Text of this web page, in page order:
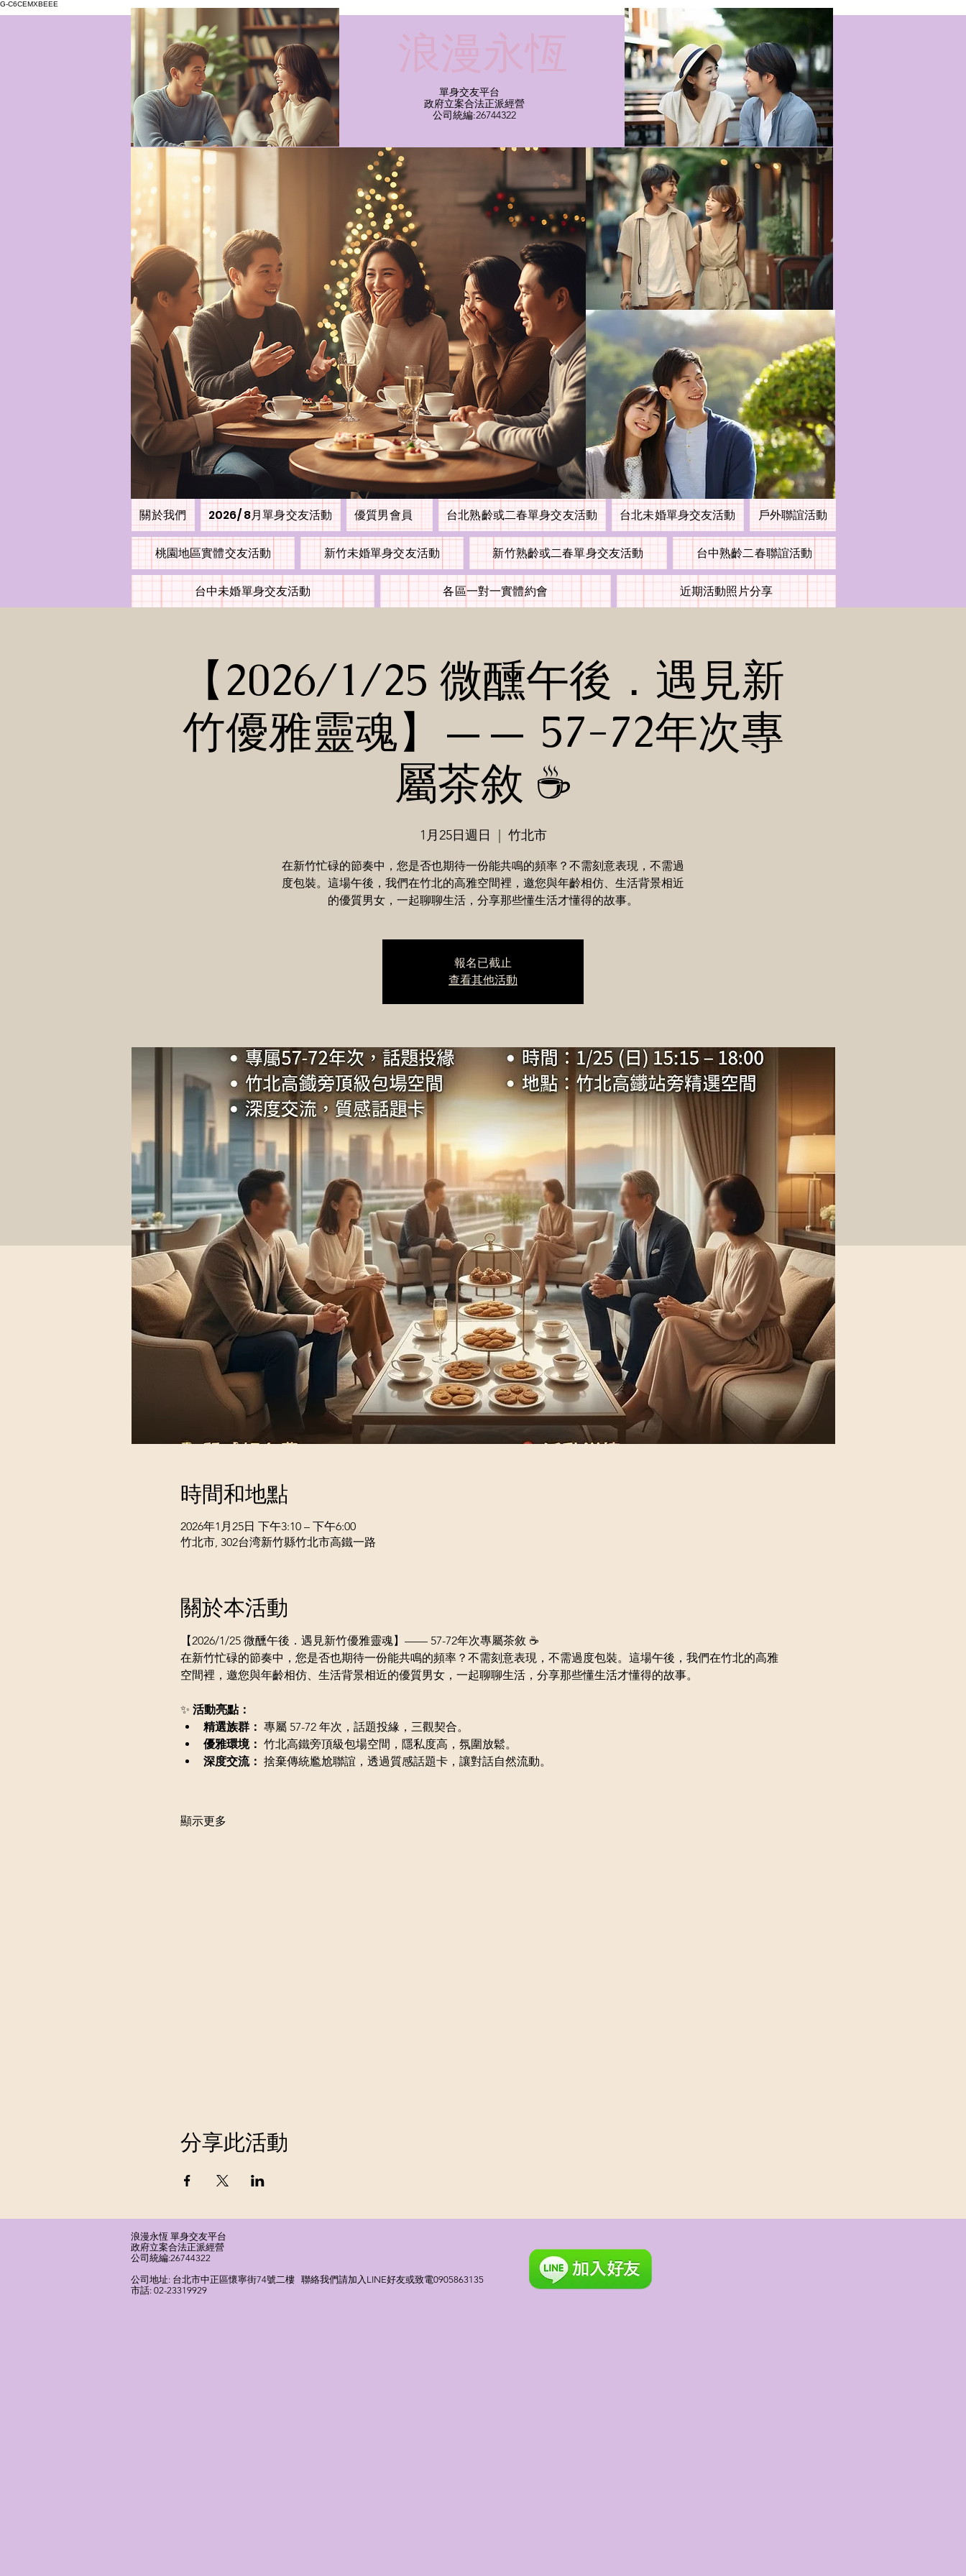
G-C6CEMXBEEE
單身交友平台
​政府立案合法正派經營​
​公司統編:26744322
​浪漫永恆
關於我們 2026/ 8月單身交友活動 優質男會員 台北熟齡或二春單身交友活動 台北未婚單身交友活動 戶外聯誼活動
桃園地區實體交友活動 新竹未婚單身交友活動 新竹熟齡或二春單身交友活動 台中熟齡二春聯誼活動
台中未婚單身交友活動 各區一對一實體約會 近期活動照片分享
【2026/1/25 微醺午後．遇見新
竹優雅靈魂】—— 57-72年次專
屬茶敘 ☕️
1月25日週日 竹北市
在新竹忙碌的節奏中，您是否也期待一份能共鳴的頻率？不需刻意表現，不需過
度包裝。這場午後，我們在竹北的高雅空間裡，邀您與年齡相仿、生活背景相近
的優質男女，一起聊聊生活，分享那些懂生活才懂得的故事。
報名已截止
查看其他活動
時間和地點
2026年1月25日 下午3:10 – 下午6:00
竹北市, 302台湾新竹縣竹北市高鐵一路
關於本活動
【2026/1/25 微醺午後．遇見新竹優雅靈魂】—— 57-72年次專屬茶敘 ☕️
在新竹忙碌的節奏中，您是否也期待一份能共鳴的頻率？不需刻意表現，不需過度包裝。這場午後，我們在竹北的高雅
空間裡，邀您與年齡相仿、生活背景相近的優質男女，一起聊聊生活，分享那些懂生活才懂得的故事。
✨ 活動亮點：
精選族群： 專屬 57-72 年次，話題投緣，三觀契合。
優雅環境： 竹北高鐵旁頂級包場空間，隱私度高，氛圍放鬆。
深度交流： 捨棄傳統尷尬聯誼，透過質感話題卡，讓對話自然流動。
顯示更多
分享此活動
浪漫永恆 單身交友平台
​政府立案合法正派經營​
​公司統編:26744322
​公司地址: 台北市中正區懷寧街74號二樓 聯絡我們請加入LINE好友或致電0905863135
市話: 02-23319929